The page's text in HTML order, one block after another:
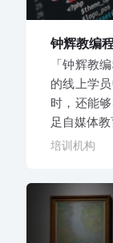
钟辉教编
「钟辉教
的线上学
时，还能
足自媒体
培训机构